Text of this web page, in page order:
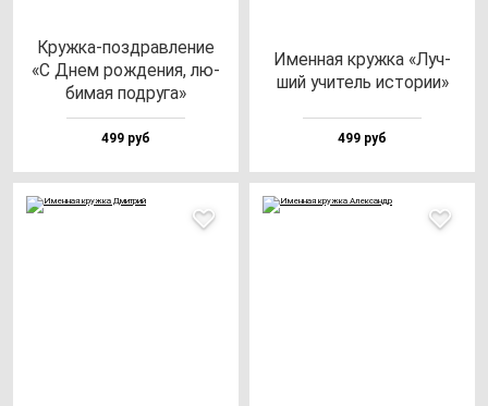
Круж­ка-поз­драв­ле­ние
«С Днем рож­де­ния, лю­
би­мая под­ру­га»
499 руб
Имен­ная круж­ка «Луч­
ший учи­тель ис­то­рии»
499 руб